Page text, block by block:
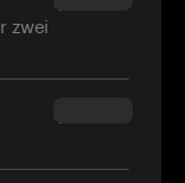
zwei
$160.00